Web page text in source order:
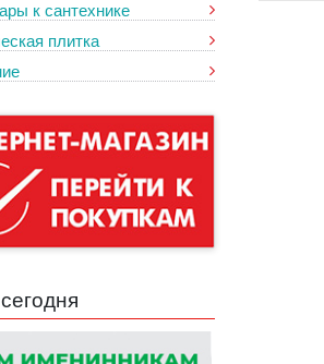
к сантехнике
плитка